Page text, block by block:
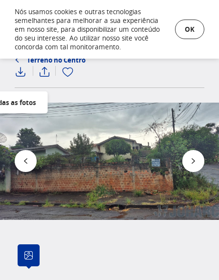
Terreno no Centro
as fotos
Nós usamos cookies e outras tecnologias
semelhantes para melhorar a sua experiência
em nosso site, para disponibilizar um conteúdo
do seu interesse. Ao utilizar nosso site você
concorda com tal monitoramento.
OK